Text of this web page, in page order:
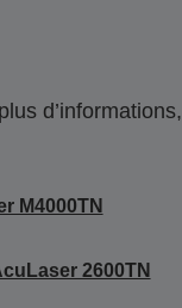
d’informations,
M4000TN
2600TN